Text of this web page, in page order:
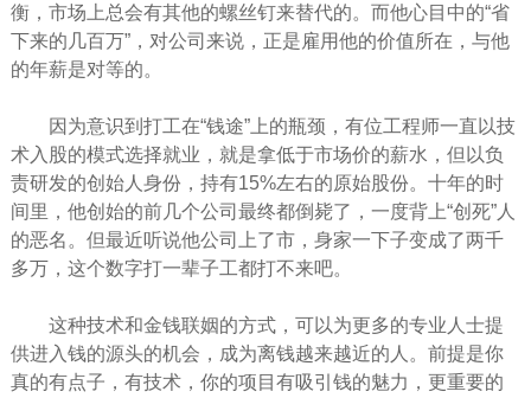
衡，市场上总会有其他的螺丝钉来替代的。而他心目中的“省
下来的几百万”，对公司来说，正是雇用他的价值所在，与他
的年薪是对等的。
因为意识到打工在“钱途”上的瓶颈，有位工程师一直以技
术入股的模式选择就业，就是拿低于市场价的薪水，但以负
责研发的创始人身份，持有15%左右的原始股份。十年的时
间里，他创始的前几个公司最终都倒毙了，一度背上“创死”人
的恶名。但最近听说他公司上了市，身家一下子变成了两千
多万，这个数字打一辈子工都打不来吧。
这种技术和金钱联姻的方式，可以为更多的专业人士提
供进入钱的源头的机会，成为离钱越来越近的人。前提是你
真的有点子，有技术，你的项目有吸引钱的魅力，更重要的